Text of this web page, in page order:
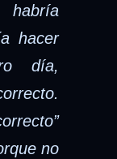
habría
hacer
día,
no